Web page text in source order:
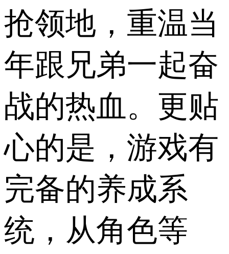
抢领地，重温当
年跟兄弟一起奋
战的热血。更贴
心的是，游戏有
完备的养成系
统，从角色等